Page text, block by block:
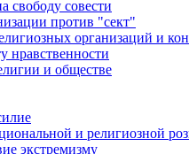
свободу совести
против "сект"
организаций и
нравственности
и обществе
и религиозной
экстремизму